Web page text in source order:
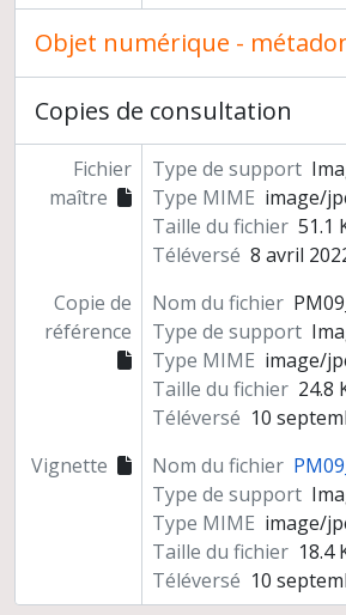
Objet numérique -
Copies de consultation
Fichier
maître
Type de support
Type MIME image/
Taille du fichier 51.1
Téléversé 8 avril
Copie de
référence
Nom du fichier
Type de support
Type MIME image/
Taille du fichier 24.8
Téléversé 10
Vignette
Nom du fichier
Type de support
Type MIME image/
Taille du fichier 18.4
Téléversé 10